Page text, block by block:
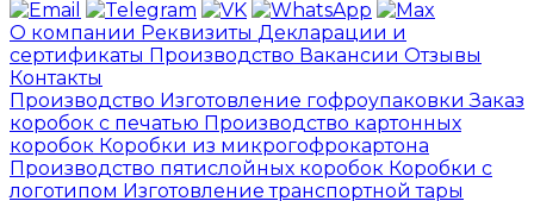
О компании Реквизиты Декларации и
сертификаты Производство Вакансии Отзывы
Контакты
Производство Изготовление гофроупаковкиЗаказ
коробок с печатью Производство картонных
коробок Коробки из микрогофрокартона
Производство пятислойных коробок Коробки с
логотипом Изготовление транспортной тары